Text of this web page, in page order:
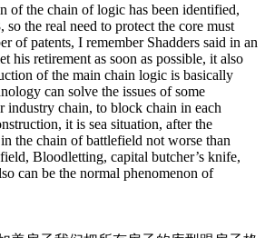
of the chain of logic has been identified,
the real need to protect the core must
of patents, I remember Shadders said in an
his retirement as soon as possible, it also
of the main chain logic is basically
can solve the issues of some
industry chain, to block chain in each
it is sea situation, after the
the chain of battlefield not worse than
Bloodletting, capital butcher’s knife,
can be the normal phenomenon of